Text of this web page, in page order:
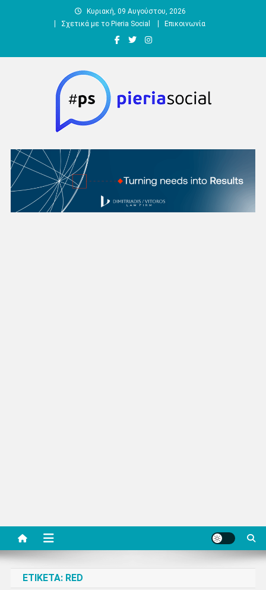
Κυριακή, 09 Αυγούστου, 2026
Σχετικά με το Pieria Social
Επικοινωνία
Pieria Social
ΕΤΙΚΈΤΑ: RED